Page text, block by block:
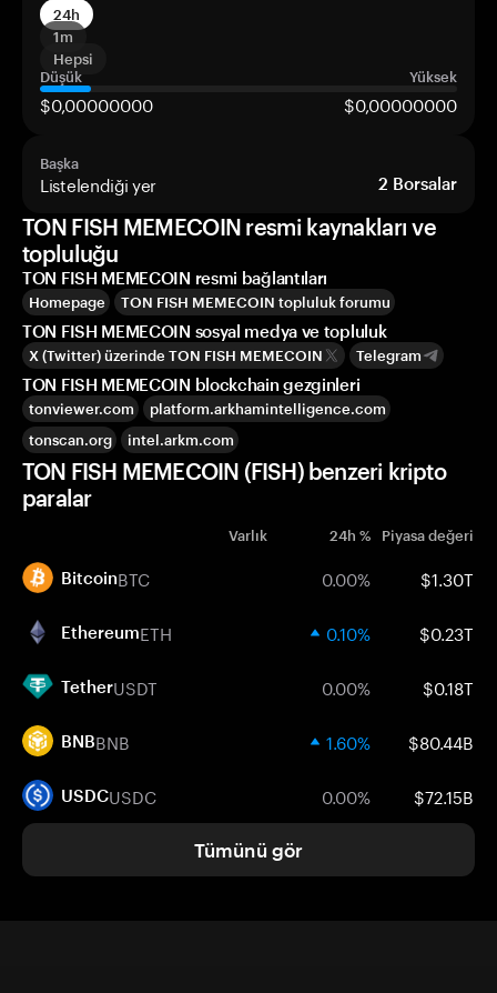
24h
1m
Hepsi
Düşük
Yüksek
$0,00000000 $0,00000000
Başka
Listelendiği yer 2 Borsalar
TON FISH MEMECOIN resmi kaynakları ve
topluluğu
TON FISH MEMECOIN resmi bağlantıları
Homepage TON FISH MEMECOIN topluluk forumu
TON FISH MEMECOIN sosyal medya ve topluluk
X (Twitter) üzerinde TON FISH MEMECOIN Telegram
TON FISH MEMECOIN blockchain gezginleri
tonviewer.com
platform.arkhamintelligence.com
tonscan.org
intel.arkm.com
TON FISH MEMECOIN (FISH) benzeri kripto
paralar
Varlık 24h % Piyasa değeri
BitcoinBTC 0.00% $1.30T
EthereumETH 0.10% $0.23T
TetherUSDT 0.00% $0.18T
BNBBNB 1.60% $80.44B
USDCUSDC 0.00% $72.15B
Tümünü gör